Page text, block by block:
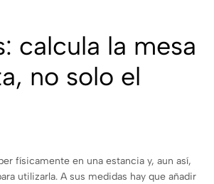
calcula la mesa
no solo el
físicamente en una estancia y, aun así,
utilizarla. A sus medidas hay que añadir